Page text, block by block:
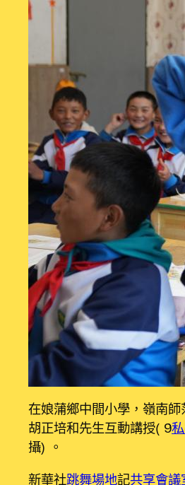
在娘蒲鄉中間小學，嶺南師
胡正培和先生互動講授（9
攝）。
新華社跳舞場地記共享會議